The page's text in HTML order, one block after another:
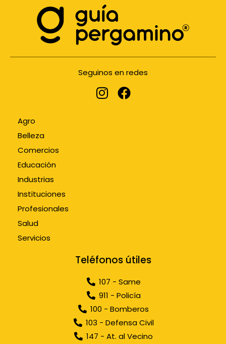
Seguinos en redes
Agro
Belleza
Comercios
Educación
Industrias
Instituciones
Profesionales
Salud
Servicios
Teléfonos útiles
107 - Same
911 - Policía
100 - Bomberos
103 - Defensa Civil
147 - At. al Vecino